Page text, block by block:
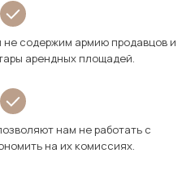
не содержим армию продавцов и
арендных площадей.
нам не работать с
на их комиссиях.